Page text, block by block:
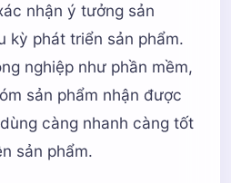
nhận ý tưởng sản
kỳ phát triển sản phẩm.
nghiệp như phần mềm,
sản phẩm nhận được
càng nhanh càng tốt
sản phẩm.